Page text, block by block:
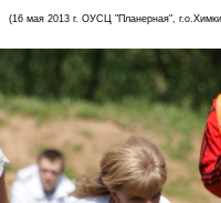
(16 мая 2013 г. ОУСЦ "Планерная",